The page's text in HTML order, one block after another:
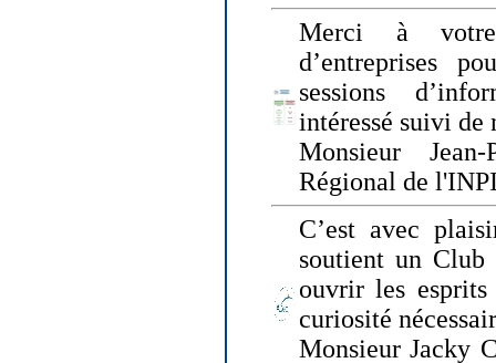
Merci à
d’entreprises
sessions
intéressé suivi de
Monsieur
Régional de
C’est avec
soutient un Club
ouvrir les
curiosité
Monsieur Jacky